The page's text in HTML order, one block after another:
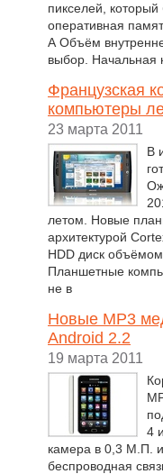
пикселей,
оперативная
А Объём
выбор. Начальная
Французская
компьютеры
23 марта 2011
В
летом. Новые
архитектурой
HDD диск
Планшетные
не в
Новые MP3
Android 2.2
19 марта 2011
4
камера в 0,3 М.П.
беспроводная